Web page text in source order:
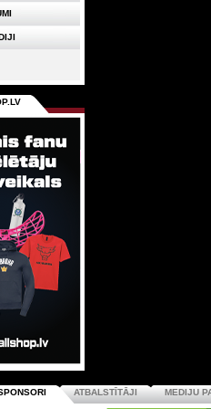
ATBALSTĪTĀJI MEDIJU